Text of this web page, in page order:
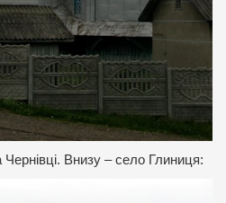
Чернівці. Внизу – село Глиниця: